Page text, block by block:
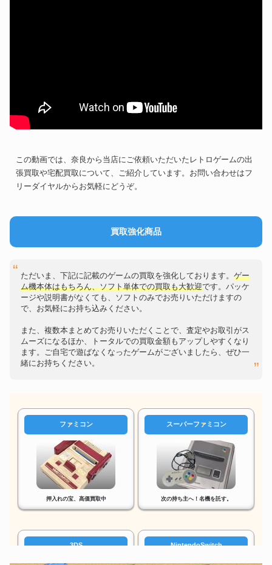
この動画では、奈良から当店にご依頼いただいたレトロゲームの出
張買取や宅配買取について、ご紹介しています。お問い合わせはフ
リーダイヤルからお気軽にどうぞ。
買取強化商品
ただいま、下記に記載のゲームの買取を強化しております。 ゲー
ム機本体はもちろん、ソフト単体での買取も大歓迎です。パッケ
ージや説明書がなくても、ソフトのみでお売りいただけますの
で、お気軽にお持ち込みください。
また、複数本まとめてお売りいただくことで、査定やお取引がス
ムーズになるほか、トータルでの買取金額もアップしやすくなり
ます。ご自宅で遊ばなくなったゲームがございましたら、ぜひ一
緒にお持ちください。
ファミコン
押入れの宝、高価買取中
スーパーファミコン
次の持ち主へ！名機を託す。
3DS NintendoSwitch